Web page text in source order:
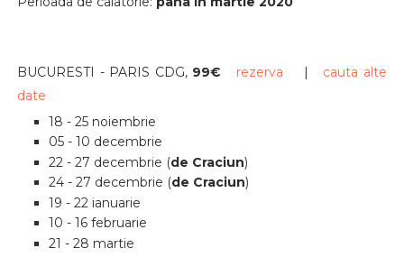
BUCURESTI - PARIS CDG, 99€ rezerva | cauta alte
date
18 - 25 noiembrie
05 - 10 decembrie
22 - 27 decembrie (de Craciun)
24 - 27 decembrie (de Craciun)
19 - 22 ianuarie
10 - 16 februarie
21 - 28 martie